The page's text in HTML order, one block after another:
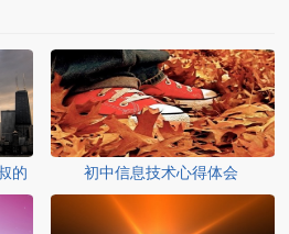
的
初中信息技术心得体会